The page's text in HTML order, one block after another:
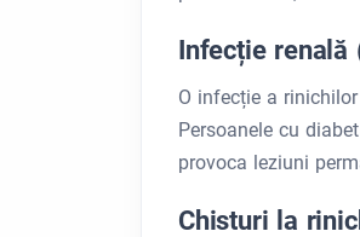
Infecție renală
O infecție a
Persoanele cu
provoca leziuni
Chisturi la